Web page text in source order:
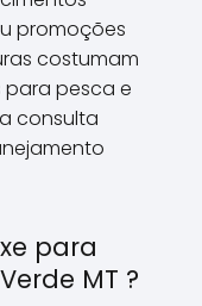
promoções
costumam
para pesca e
consulta
para
MT ?